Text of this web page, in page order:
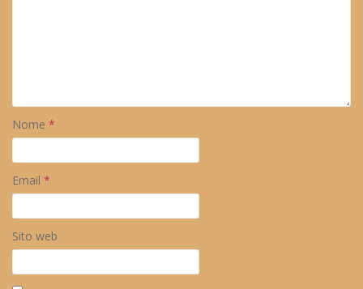
Nome *
Email *
Sito web